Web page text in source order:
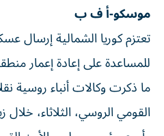
موسكو-أ ف ب
تعتزم كوريا الشمالية إرسال
للمساعدة على إعادة إعمار
ما ذكرت وكالات أنباء روسية
القومي الروسي، الثلاثاء، خلال